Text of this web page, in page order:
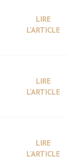
LIRE
L'ARTICLE
LIRE
L'ARTICLE
LIRE
L'ARTICLE